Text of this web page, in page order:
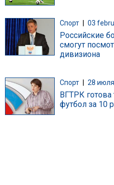
Спорт 03
Российские
смогут
дивизиона
Спорт 28
ВГТРК готова
футбол за 10